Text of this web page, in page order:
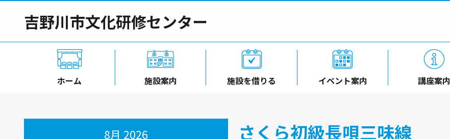
吉野川市文化研修センター
ホーム 施設案内 施設を借りる イベント案内 講座案内
さくら初級長唄三味線
8月 2026